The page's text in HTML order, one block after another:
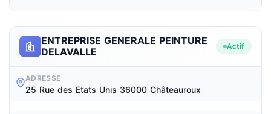
ENTREPRISE GENERALE PEINTURE
DELAVALLE
Actif
ADRESSE
25 Rue des Etats Unis 36000 Châteauroux